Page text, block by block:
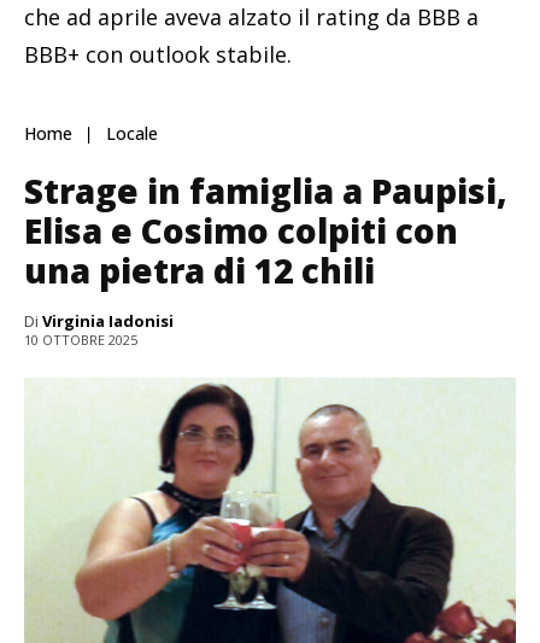
che ad aprile aveva alzato il rating da BBB a
BBB+ con outlook stabile.
Home Locale
Strage in famiglia a Paupisi,
Elisa e Cosimo colpiti con
una pietra di 12 chili
Di Virginia Iadonisi
10 OTTOBRE 2025